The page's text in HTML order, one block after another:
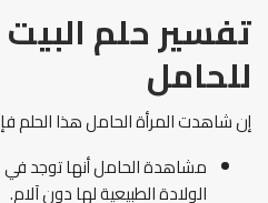
تفسير حلم البيت
للحامل
إن شاهدت المرأة الحامل هذا الحلم
مشاهدة الحامل أنها توجد في
الولادة الطبيعية لها دون آلام.